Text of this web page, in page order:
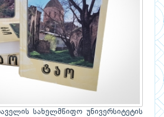
სახელმწიფო უნივერსიტეტის